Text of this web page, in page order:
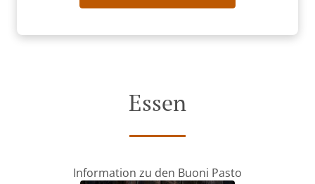
Essen
Information zu den Buoni Pasto